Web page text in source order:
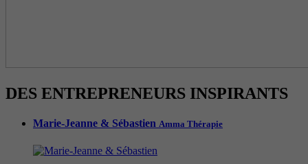
DES ENTREPRENEURS INSPIRANTS
Marie-Jeanne & Sébastien Amma Thérapie